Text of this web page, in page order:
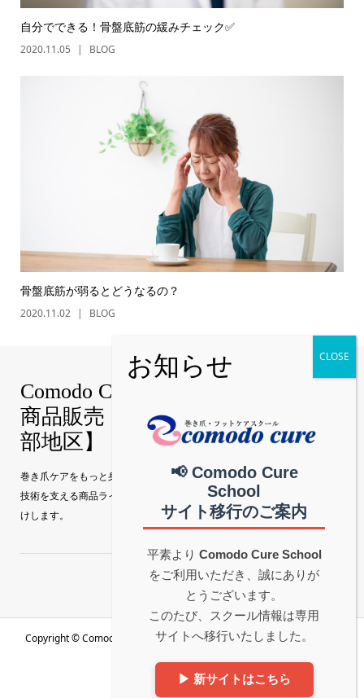
自分でできる！骨盤底筋の緩みチェック✅
2020.11.05 BLOG
骨盤底筋が弱るとどうなるの？
2020.11.02 BLOG
Comodo Cure｜巻き爪補正技術・
商品販売【真和グループ公式│中
部地区】
巻き爪ケアをもっと身近に。 Comodo Cure（コモドキュア）の特許補正
技術を支える商品ラインナップを、真和グループ公式サイトから直接お届
けします。
Copyright ©Comodo Cure｜巻き爪補正技術・商品販売【真和グループ
公式│中部地区】. All Rights Reserved.
📢 Comodo Cure
School
サイト移行のご案内
平素より Comodo Cure School
をご利用いただき、誠にありが
とうございます。
このたび、スクール情報は専用
サイトへ移行いたしました。
▶ 新サイトはこちら